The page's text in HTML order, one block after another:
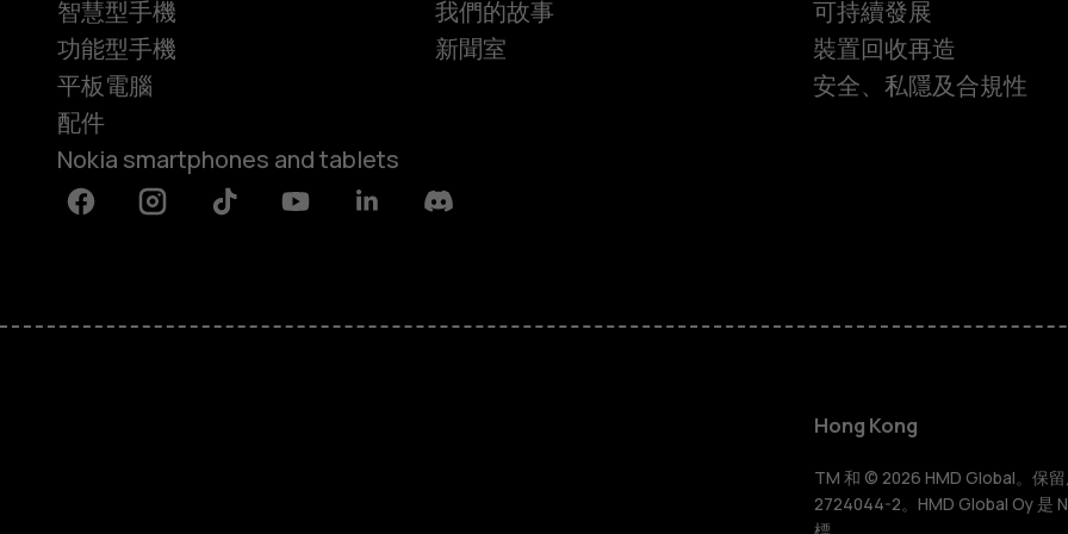
智慧型手機
功能型手機
配件
智慧型手機
功能型手機
平板電腦
配件
Nokia smartphones and tablets
我們的故事
新聞室
可持續發展
裝置回收再造
安全、私隱及合規性
FacebookInstagramTiktok YoutubeLinkedinDiscord
Hong Kong
TM 和 © 2026 HMD Global。保
2724044-2。HMD Global Oy 是